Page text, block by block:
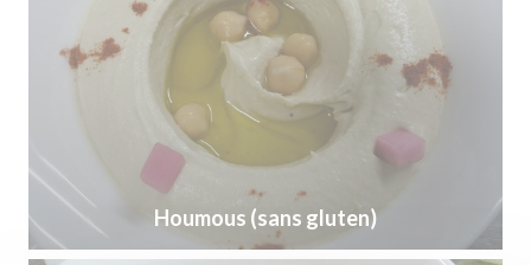
Houmous (sans gluten)